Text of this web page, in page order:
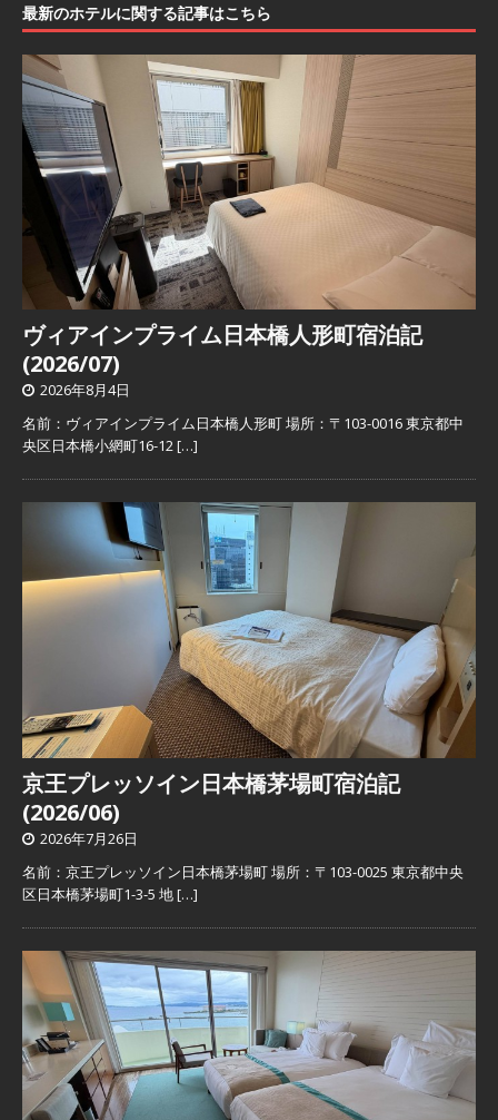
最新のホテルに関する記事はこちら
ヴィアインプライム日本橋人形町宿泊記
(2026/07)
2026年8月4日
名前：ヴィアインプライム日本橋人形町 場所：〒103-0016 東京都中
央区日本橋小網町16-12[…]
京王プレッソイン日本橋茅場町宿泊記
(2026/06)
2026年7月26日
名前：京王プレッソイン日本橋茅場町 場所：〒103-0025 東京都中央
区日本橋茅場町1-3-5 地[…]